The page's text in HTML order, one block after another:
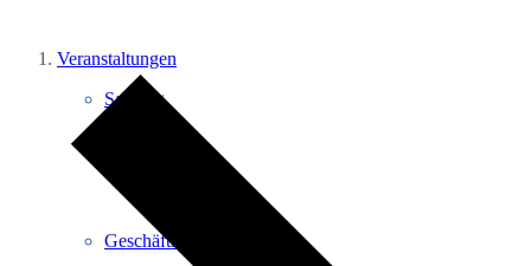
Satzung
Geschäftsordnung
Veranstaltungen